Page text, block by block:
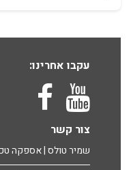
עקבו אחרינו:
צור קשר
שמיר טולס | אספקה